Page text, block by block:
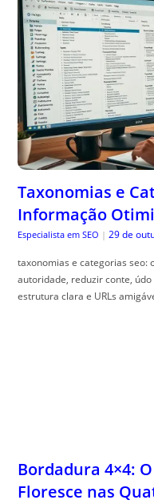
Taxonomias e
Informação
Especialista em SEO | 29 de
taxonomias e categorias
autoridade, reduzir conte,
estrutura clara e URLs
Bordadura 4×4: